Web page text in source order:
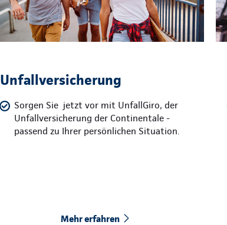
Unfallversicherung
Sorgen Sie jetzt vor mit UnfallGiro, der
Unfallversicherung der Continentale -
passend zu Ihrer persönlichen Situation.
Mehr erfahren